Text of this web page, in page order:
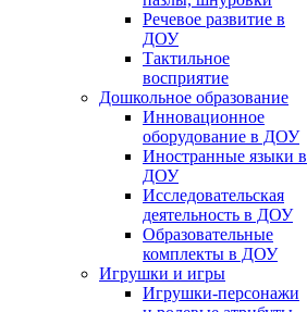
Речевое развитие в
ДОУ
Тактильное
восприятие
Дошкольное образование
Инновационное
оборудование в ДОУ
Иностранные языки в
ДОУ
Исследовательская
деятельность в ДОУ
Образовательные
комплекты в ДОУ
Игрушки и игры
Игрушки-персонажи